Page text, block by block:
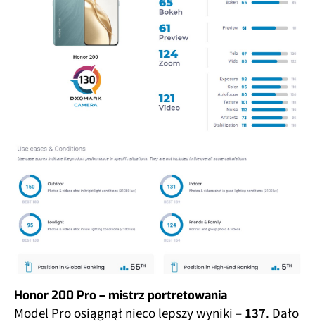
Honor 200 Pro – mistrz portretowania
Model Pro osiągnął nieco lepszy wyniki –137. Dało